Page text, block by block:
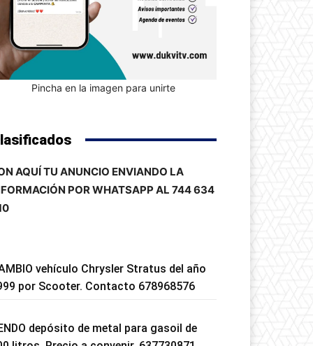
Pincha en la imagen para unirte
AQUÍ TU ANUNCIO ENVIANDO LA
POR WHATSAPP AL 744 634
vehículo Chrysler Stratus del año
por Scooter. Contacto 678968576
depósito de metal para gasoil de